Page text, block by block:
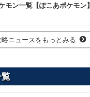
モン一覧【ぽこあポケモン】
略ニュースをもっとみる